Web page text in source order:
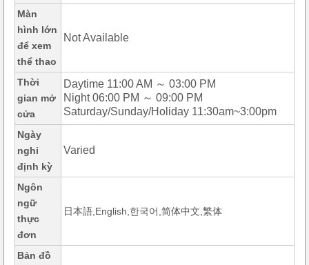
Màn
hình lớn
để xem
thể thao
Not Available
Thời
gian mở
cửa
Daytime 11:00 AM ～ 03:00 PM
Night 06:00 PM ～ 09:00 PM
Saturday/Sunday/Holiday 11:30am~3:00pm
Ngày
nghỉ
định kỳ
Varied
Ngôn
ngữ
thực
đơn
日本語,English,한국어,简体中文,繁体
Bản đồ